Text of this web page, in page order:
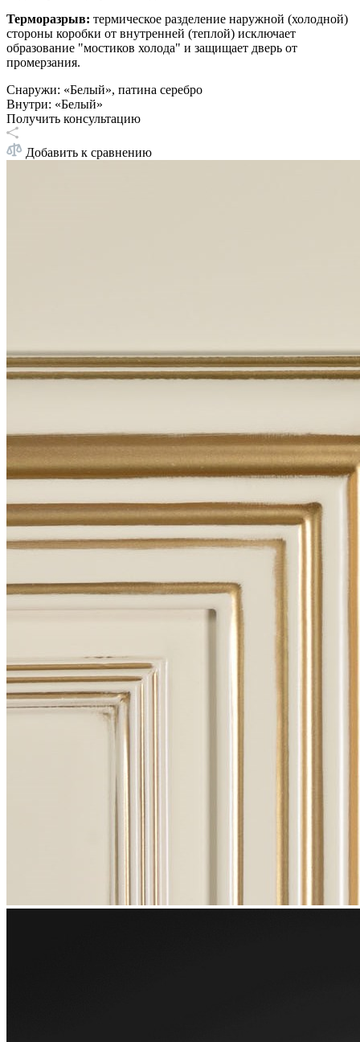
Терморазрыв: термическое разделение наружной (холодной)
стороны коробки от внутренней (теплой) исключает
образование "мостиков холода" и защищает дверь от
промерзания.
Снаружи: «Белый», патина серебро
Внутри: «Белый»
Получить консультацию
Добавить к сравнению